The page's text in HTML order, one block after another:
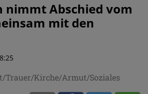
nimmt Abschied vom
mit den
Trauer/Kirche/Armut/Soziales